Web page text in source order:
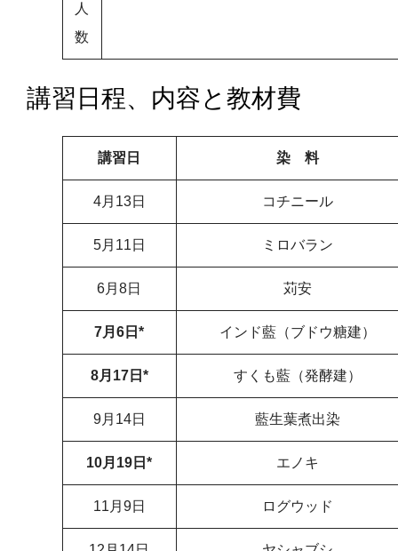
人
数
講習日程、内容と教材費
講習日 染 料
4月13日 コチニール
5月11日 ミロバラン
6月8日 苅安
7月6日* インド藍（ブドウ糖建）
8月17日* すくも藍（発酵建）
9月14日 藍生葉煮出染
10月19日* エノキ
11月9日 ログウッド